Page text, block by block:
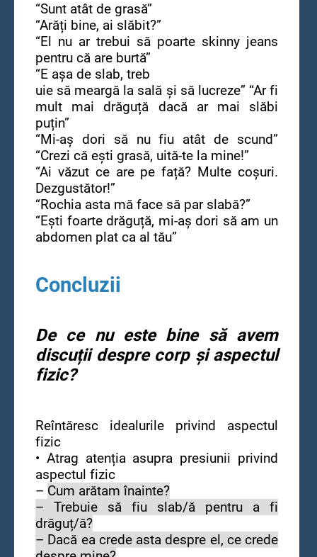
“Sunt atât de grasă”
“Arăți bine, ai slăbit?”
“El nu ar trebui să poarte skinny jeans
pentru că are burtă”
“E așa de slab, treb
uie să meargă la sală și să lucreze” “Ar fi
mult mai drăguță dacă ar mai slăbi
puțin”
“Mi-aș dori să nu fiu atât de scund”
“Crezi că ești grasă, uită-te la mine!”
“Ai văzut ce are pe față? Multe coșuri.
Dezgustător!”
“Rochia asta mă face să par slabă?”
“Ești foarte drăguță, mi-aș dori să am un
abdomen plat ca al tău”
Concluzii
De ce nu este bine să avem
discuții despre corp și aspectul
fizic?
Reîntăresc idealurile privind aspectul
fizic
• Atrag atenția asupra presiunii privind
aspectul fizic
– Cum arătam înainte?
– Trebuie să fiu slab/ă pentru a fi
drăguț/ă?
– Dacă ea crede asta despre el, ce crede